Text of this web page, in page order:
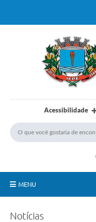
Acessibilidade
MENU
Notícias